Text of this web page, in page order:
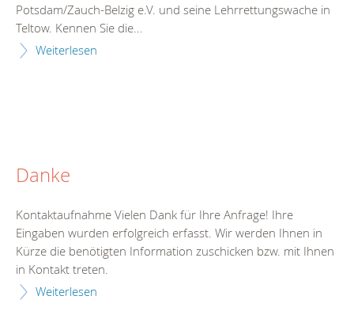
Potsdam/Zauch-Belzig e.V. und seine Lehrrettungswache in
Teltow. Kennen Sie die...
Weiterlesen
Danke
Kontaktaufnahme Vielen Dank für Ihre Anfrage! Ihre
Eingaben wurden erfolgreich erfasst. Wir werden Ihnen in
Kürze die benötigten Information zuschicken bzw. mit Ihnen
in Kontakt treten.
Weiterlesen